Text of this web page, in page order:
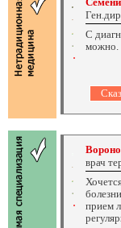
С
можно.
врач
прием